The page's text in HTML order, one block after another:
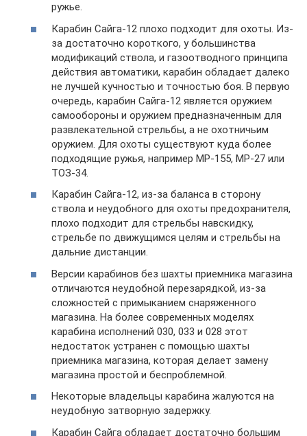
ружье.
Карабин Сайга-12 плохо подходит для охоты. Из-
за достаточно короткого, у большинства
модификаций ствола, и газоотводного принципа
действия автоматики, карабин обладает далеко
не лучшей кучностью и точностью боя. В первую
очередь, карабин Сайга-12 является оружием
самообороны и оружием предназначенным для
развлекательной стрельбы, а не охотничьим
оружием. Для охоты существуют куда более
подходящие ружья, например МР-155, МР-27 или
ТОЗ-34.
Карабин Сайга-12, из-за баланса в сторону
ствола и неудобного для охоты предохранителя,
плохо подходит для стрельбы навскидку,
стрельбе по движущимся целям и стрельбы на
дальние дистанции.
Версии карабинов без шахты приемника магазина
отличаются неудобной перезарядкой, из-за
сложностей с примыканием снаряженного
магазина. На более современных моделях
карабина исполнений 030, 033 и 028 этот
недостаток устранен с помощью шахты
приемника магазина, которая делает замену
магазина простой и беспроблемной.
Некоторые владельцы карабина жалуются на
неудобную затворную задержку.
Карабин Сайга обладает достаточно большим